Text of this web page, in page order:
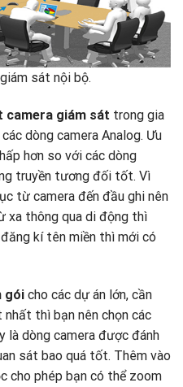
sát nội bộ.
camera giám sát trong gia
dòng camera Analog. Ưu
hơn so với các dòng
truyền tương đối tốt. Vì
từ camera đến đầu ghi nên
xa thông qua di động thì
kí tên miền thì mới có
gói cho các dự án lớn, cần
thì bạn nên chọn các
là dòng camera được đánh
sát bao quá tốt. Thêm vào
cho phép bạn có thể zoom